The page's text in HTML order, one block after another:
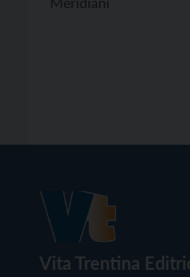
Vita Trentina